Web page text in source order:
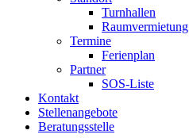
Turnhallen
Raumvermietung
Termine
Ferienplan
Partner
SOS-Liste
Kontakt
Stellenangebote
Beratungsstelle